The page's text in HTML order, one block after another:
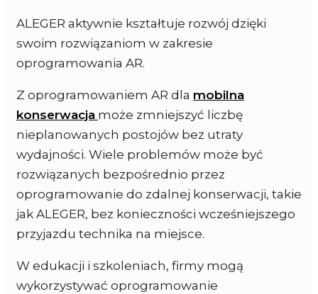
ALEGER aktywnie kształtuje rozwój dzięki
swoim rozwiązaniom w zakresie
oprogramowania AR.
Z oprogramowaniem AR dla mobilna
konserwacja może zmniejszyć liczbę
nieplanowanych postojów bez utraty
wydajności. Wiele problemów może być
rozwiązanych bezpośrednio przez
oprogramowanie do zdalnej konserwacji, takie
jak ALEGER, bez konieczności wcześniejszego
przyjazdu technika na miejsce.
W edukacji i szkoleniach, firmy mogą
wykorzystywać oprogramowanie